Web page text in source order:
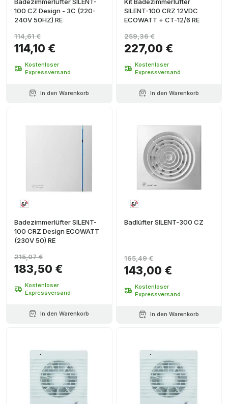
100 CZ Design - 3C (220-
240V 50HZ) RE
114,10 €
114,61 €
Kostenloser
Expressversand
In den Warenkorb
SILENT-100 CRZ 12VDC
ECOWATT + CT-12/6 RE
227,00 €
259,36 €
Kostenloser
Expressversand
In den Warenkorb
Badezimmerlüfter SILENT-
100 CRZ Design ECOWATT
(230V 50) RE
183,50 €
215,07 €
Kostenloser
Expressversand
In den Warenkorb
Badlüfter SILENT-300 CZ
143,00 €
165,49 €
Kostenloser
Expressversand
In den Warenkorb